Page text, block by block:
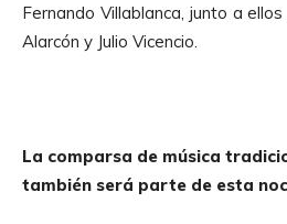
Fernando Villablanca, junto a
Alarcón y Julio Vicencio.
La comparsa de música
también será parte de esta